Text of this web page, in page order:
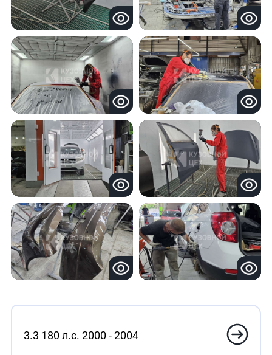
3.3 180 л.с. 2000 - 2004